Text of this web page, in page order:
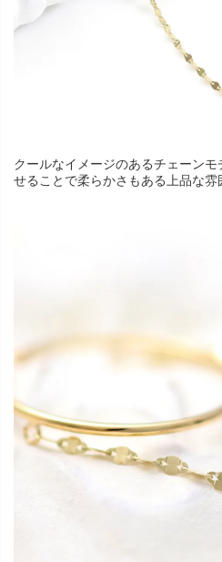
クールなイメージのあるチェーン
せることで柔らかさもある上品な雰